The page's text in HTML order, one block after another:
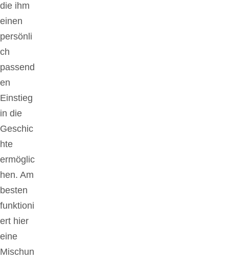
die ihm
einen
persönli
ch
passend
en
Einstieg
in die
Geschic
hte
ermöglic
hen. Am
besten
funktioni
ert hier
eine
Mischun